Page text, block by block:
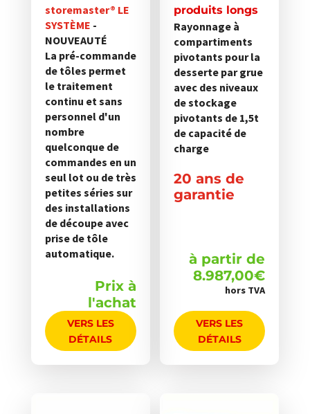
storemaster® LE
SYSTÈME -
NOUVEAUTÉ
La pré-commande
de tôles permet
le traitement
continu et sans
personnel d'un
nombre
quelconque de
commandes en un
seul lot ou de très
petites séries sur
des installations
de découpe avec
prise de tôle
automatique.
Prix à
l'achat
VERS LES
DÉTAILS
produits longs
Rayonnage à
compartiments
pivotants pour la
desserte par grue
avec des niveaux
de stockage
pivotants de 1,5t
de capacité de
charge
20 ans de
garantie
à partir de
8.987,00€
hors TVA
VERS LES
DÉTAILS
être
choisies
produit